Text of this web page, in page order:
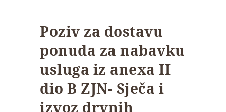
Poziv za dostavu
ponuda za nabavku
usluga iz anexa II
dio B ZJN- Sječa i
izvoz drvnih